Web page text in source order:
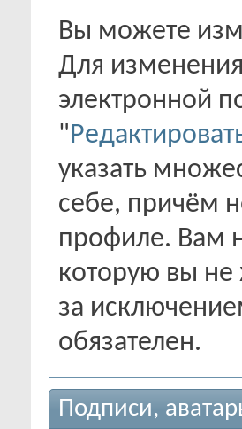
Вы можете
Для
электронной
"
указать
себе, причём
профиле. Вам
которую вы не
за
обязателен.
Подписи,